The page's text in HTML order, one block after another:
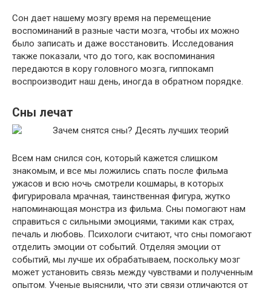
Сон дает нашему мозгу время на перемещение
воспоминаний в разные части мозга, чтобы их можно
было записать и даже восстановить. Исследования
также показали, что до того, как воспоминания
передаются в кору головного мозга, гиппокамп
воспроизводит наш день, иногда в обратном порядке.
Сны лечат
Всем нам снился сон, который кажется слишком
знакомым, и все мы ложились спать после фильма
ужасов и всю ночь смотрели кошмары, в которых
фигурировала мрачная, таинственная фигура, жутко
напоминающая монстра из фильма. Сны помогают нам
справиться с сильными эмоциями, такими как страх,
печаль и любовь. Психологи считают, что сны помогают
отделить эмоции от событий. Отделяя эмоции от
событий, мы лучше их обрабатываем, поскольку мозг
может установить связь между чувствами и полученным
опытом. Ученые выяснили, что эти связи отличаются от